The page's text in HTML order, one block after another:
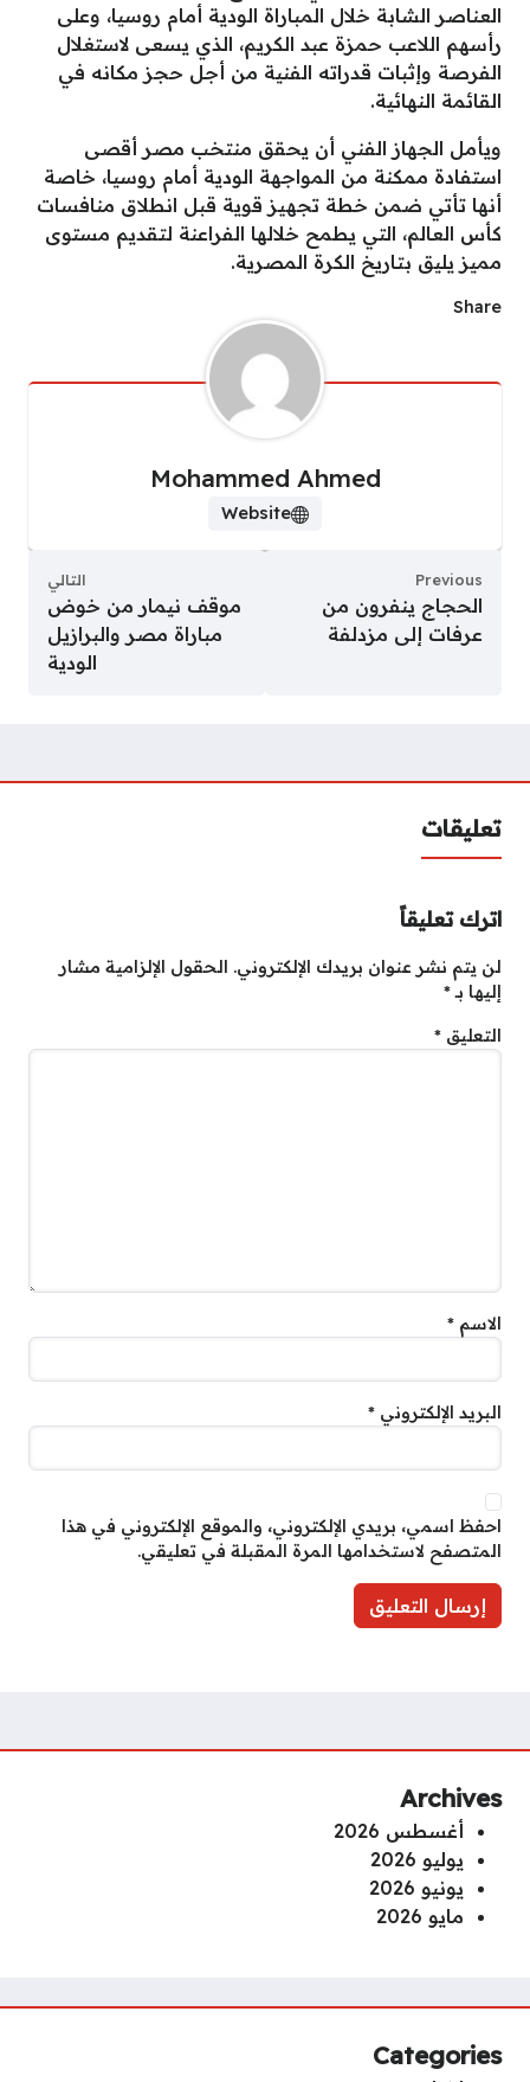
العناصر الشابة خلال المباراة الودية أمام روسيا، وعلى
رأسهم اللاعب حمزة عبد الكريم، الذي يسعى لاستغلال
الفرصة وإثبات قدراته الفنية من أجل حجز مكانه في
القائمة النهائية.
ويأمل الجهاز الفني أن يحقق منتخب مصر أقصى
استفادة ممكنة من المواجهة الودية أمام روسيا، خاصة
أنها تأتي ضمن خطة تجهيز قوية قبل انطلاق منافسات
كأس العالم، التي يطمح خلالها الفراعنة لتقديم مستوى
مميز يليق بتاريخ الكرة المصرية.
Share
Mohammed Ahmed
Website
Previous
الحجاج ينفرون من
عرفات إلى مزدلفة
التالي
موقف نيمار من خوض
مباراة مصر والبرازيل
الودية
تعليقات
اترك تعليقاً
لن يتم نشر عنوان بريدك الإلكتروني. الحقول الإلزامية مشار
إليها بـ*
التعليق *
الاسم *
البريد الإلكتروني *
احفظ اسمي، بريدي الإلكتروني، والموقع الإلكتروني في هذا
المتصفح لاستخدامها المرة المقبلة في تعليقي.
Archives
أغسطس 2026
يوليو 2026
يونيو 2026
مايو 2026
Categories